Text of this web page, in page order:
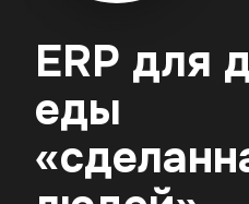
ERP для
еды